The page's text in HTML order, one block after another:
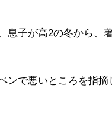
息子が高2の冬から、
ンで悪いところを指